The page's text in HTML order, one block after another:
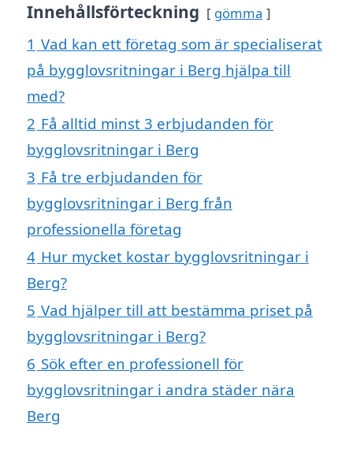
Innehållsförteckning gömma
1 Vad kan ett företag som är specialiserat
på bygglovsritningar i Berg hjälpa till
med?
2 Få alltid minst 3 erbjudanden för
bygglovsritningar i Berg
3 Få tre erbjudanden för
bygglovsritningar i Berg från
professionella företag
4 Hur mycket kostar bygglovsritningar i
Berg?
5 Vad hjälper till att bestämma priset på
bygglovsritningar i Berg?
6 Sök efter en professionell för
bygglovsritningar i andra städer nära
Berg